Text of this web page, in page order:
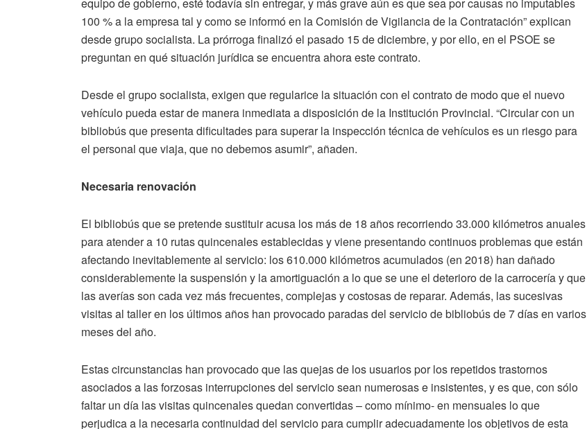
equipo de gobierno, esté todavía sin entregar, y más grave aún es que sea por causas no imputables
100 % a la empresa tal y como se informó en la Comisión de Vigilancia de la Contratación” explican
desde grupo socialista. La prórroga finalizó el pasado 15 de diciembre, y por ello, en el PSOE se
preguntan en qué situación jurídica se encuentra ahora este contrato.
Desde el grupo socialista, exigen que regularice la situación con el contrato de modo que el nuevo
vehículo pueda estar de manera inmediata a disposición de la Institución Provincial. “Circular con un
bibliobús que presenta dificultades para superar la inspección técnica de vehículos es un riesgo para
el personal que viaja, que no debemos asumir”, añaden.
Necesaria renovación
El bibliobús que se pretende sustituir acusa los más de 18 años recorriendo 33.000 kilómetros anuales
para atender a 10 rutas quincenales establecidas y viene presentando continuos problemas que están
afectando inevitablemente al servicio: los 610.000 kilómetros acumulados (en 2018) han dañado
considerablemente la suspensión y la amortiguación a lo que se une el deterioro de la carrocería y que
las averías son cada vez más frecuentes, complejas y costosas de reparar. Además, las sucesivas
visitas al taller en los últimos años han provocado paradas del servicio de bibliobús de 7 días en varios
meses del año.
Estas circunstancias han provocado que las quejas de los usuarios por los repetidos trastornos
asociados a las forzosas interrupciones del servicio sean numerosas e insistentes, y es que, con sólo
faltar un día las visitas quincenales quedan convertidas – como mínimo- en mensuales lo que
perjudica a la necesaria continuidad del servicio para cumplir adecuadamente los objetivos de esta